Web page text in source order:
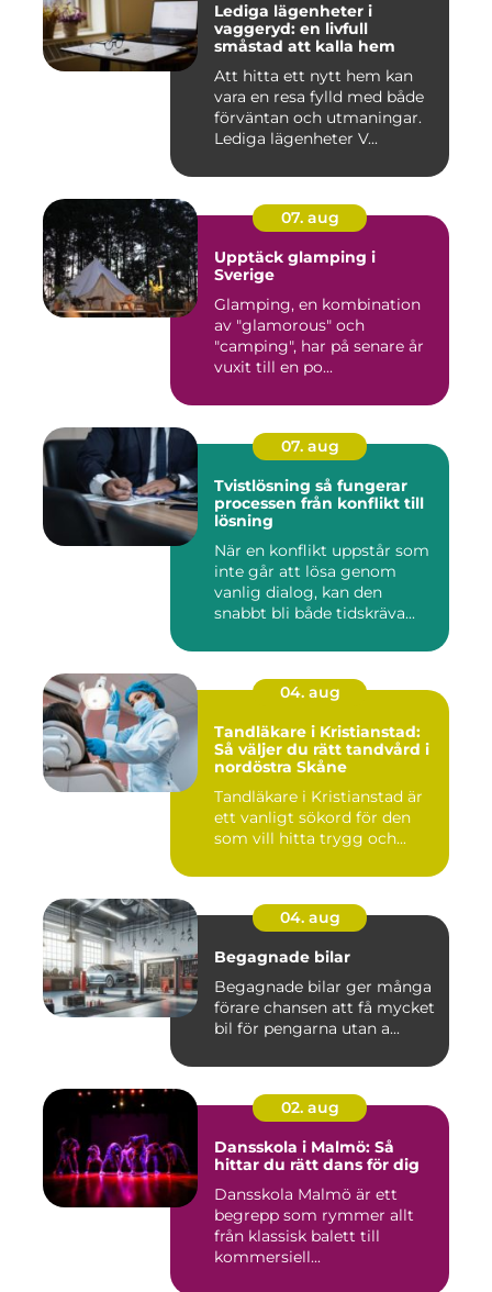
Lediga lägenheter i
vaggeryd: en livfull
småstad att kalla hem
Att hitta ett nytt hem kan
vara en resa fylld med både
förväntan och utmaningar.
Lediga lägenheter V...
07. aug
Upptäck glamping i
Sverige
Glamping, en kombination
av "glamorous" och
"camping", har på senare år
vuxit till en po...
07. aug
Tvistlösning så fungerar
processen från konflikt till
lösning
När en konflikt uppstår som
inte går att lösa genom
vanlig dialog, kan den
snabbt bli både tidskräva...
04. aug
Tandläkare i Kristianstad:
Så väljer du rätt tandvård i
nordöstra Skåne
Tandläkare i Kristianstad är
ett vanligt sökord för den
som vill hitta trygg och...
04. aug
Begagnade bilar
Begagnade bilar ger många
förare chansen att få mycket
bil för pengarna utan a...
02. aug
Dansskola i Malmö: Så
hittar du rätt dans för dig
Dansskola Malmö är ett
begrepp som rymmer allt
från klassisk balett till
kommersiell...